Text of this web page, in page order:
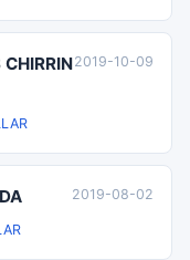
2019-10-09
2019-08-02